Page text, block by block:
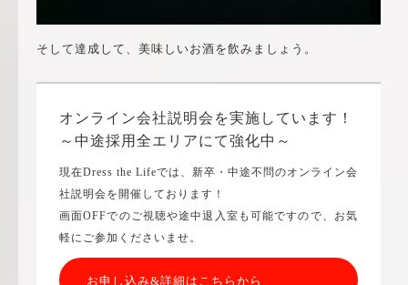
そして達成して、美味しいお酒を飲みましょう。
オンライン会社説明会を実施しています！
～中途採用全エリアにて強化中～
現在Dress the Lifeでは、新卒・中途不問のオンライン会
社説明会を開催しております！
画面OFFでのご視聴や途中退入室も可能ですので、お気
軽にご参加くださいませ。
お申し込み&詳細はこちらから